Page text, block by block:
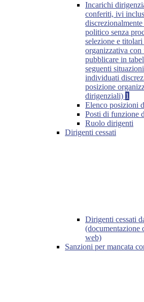
Incarichi
conferiti, ivi
politico senza
selezione e
organizzativa
pubblicare in
seguenti
individuati
posizione
dirigenziali) 1
Elenco posizioni
Posti di funzione
Ruolo dirigenti
Dirigenti cessati
Dirigenti cessati
(documentazione
web)
Sanzioni per mancata